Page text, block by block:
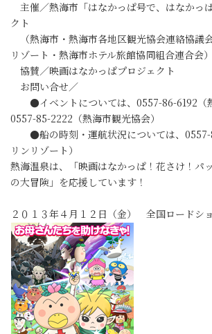
主催／熱海市「はなかっぱ号で、はなかっ
クト
（熱海市・熱海市各地区観光協会連絡協議
リゾート・熱海市ホテル旅館協同組合連合会）
協賛／映画はなかっぱプロジェクト
お問い合せ／
●イベントについては、0557-86-6192（
0557-85-2222（熱海市観光協会）
●船の時刻・運航状況については、0557-
リンリゾート）
熱海温泉は、「映画はなかっぱ！花さけ！
の大冒険」を応援しています！
２０１３年４月１２日（金） 全国ロードシ